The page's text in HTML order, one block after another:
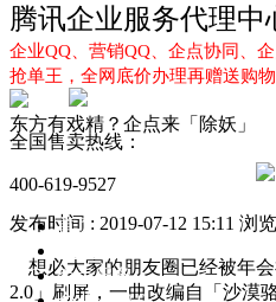
腾讯企业服务代理中
企业QQ、营销QQ、企点协同、
抢单王，全网底价办理再赠送购物
全国售卖热线：
400-619-9527
首页
企点服务
东方有戏精？企点来「除妖」
发布时间 : 2019-07-12 15:11 浏
想必大家的朋友圈已经被年
2.0」刷屏，一曲改编自「沙漠